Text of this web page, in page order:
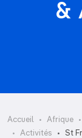
&
Accueil Afrique
Activités
St